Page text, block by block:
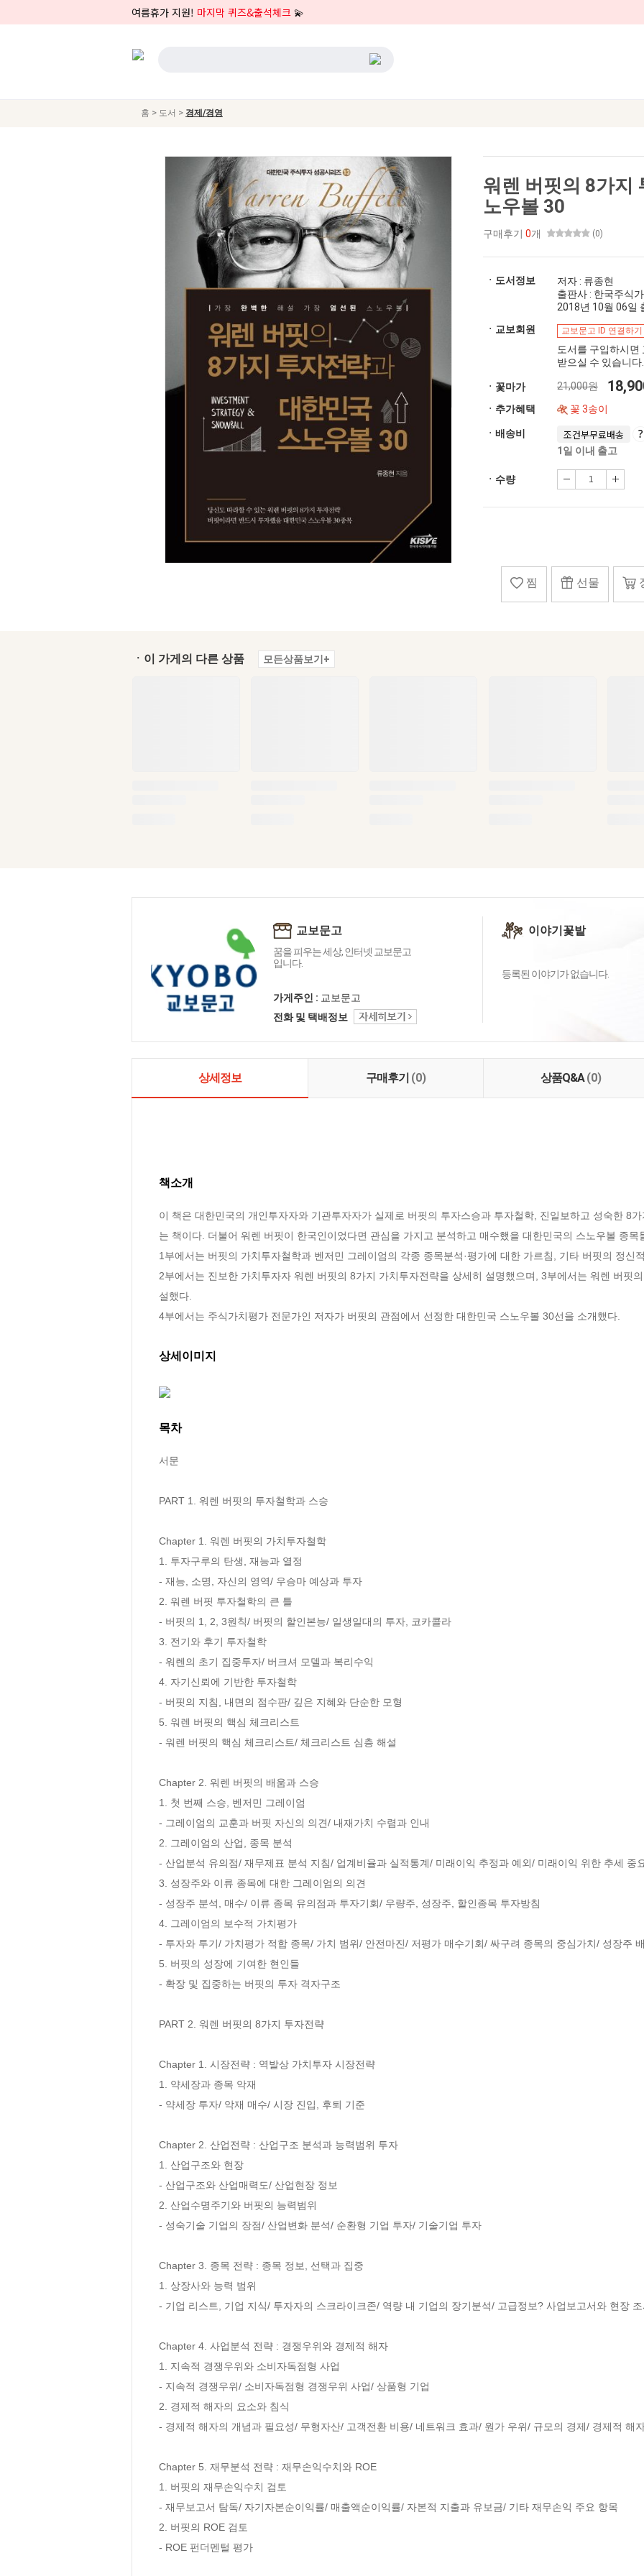
여름휴가 지원! 마지막 퀴즈&출석체크 💫
홈 > 도서 > 경제/경영
워렌 버핏의 8가지
노우볼 30
구매후기 0개 (0)
ㆍ도서정보
저자 : 류종현
출판사 : 한국주식
2018년 10월 06일
ㆍ교보회원
교보문고 ID 연결하기
도서를 구입하시면
받으실 수 있습니다.
ㆍ꽃마가 21,000원
ㆍ추가혜택 꽃 3송이
ㆍ배송비 조건부무료배송
1일 이내 출고
ㆍ수량
찜 선물
ㆍ이 가게의 다른 상품 모든상품보기+
교보문고
꿈을 피우는 세상, 인터넷 교보문고
입니다.
가게주인 : 교보문고
전화 및 택배정보
이야기꽃밭
등록된 이야기가 없습니다.
상세정보 구매후기 (0) 상품Q&A(0)
책소개
이 책은 대한민국의 개인투자자와 기관투자자가 실제로 버핏의 투자스승과 투자철학, 진일보하고 성숙한 8
는 책이다. 더불어 워렌 버핏이 한국인이었다면 관심을 가지고 분석하고 매수했을 대한민국의 스노우볼 종목
1부에서는 버핏의 가치투자철학과 벤저민 그레이엄의 각종 종목분석·평가에 대한 가르침, 기타 버핏의 정신
2부에서는 진보한 가치투자자 워렌 버핏의 8가지 가치투자전략을 상세히 설명했으며, 3부에서는 워렌 버핏
설했다.
4부에서는 주식가치평가 전문가인 저자가 버핏의 관점에서 선정한 대한민국 스노우볼 30선을 소개했다.
상세이미지
목차
서문
PART 1. 워렌 버핏의 투자철학과 스승
Chapter 1. 워렌 버핏의 가치투자철학
1. 투자구루의 탄생, 재능과 열정
- 재능, 소명, 자신의 영역/ 우승마 예상과 투자
2. 워렌 버핏 투자철학의 큰 틀
- 버핏의 1, 2, 3원칙/ 버핏의 할인본능/ 일생일대의 투자, 코카콜라
3. 전기와 후기 투자철학
- 워렌의 초기 집중투자/ 버크셔 모델과 복리수익
4. 자기신뢰에 기반한 투자철학
- 버핏의 지침, 내면의 점수판/ 깊은 지혜와 단순한 모형
5. 워렌 버핏의 핵심 체크리스트
- 워렌 버핏의 핵심 체크리스트/ 체크리스트 심층 해설
Chapter 2. 워렌 버핏의 배움과 스승
1. 첫 번째 스승, 벤저민 그레이엄
- 그레이엄의 교훈과 버핏 자신의 의견/ 내재가치 수렴과 인내
2. 그레이엄의 산업, 종목 분석
- 산업분석 유의점/ 재무제표 분석 지침/ 업계비율과 실적통계/ 미래이익 추정과 예외/ 미래이익 위한 추세 중
3. 성장주와 이류 종목에 대한 그레이엄의 의견
- 성장주 분석, 매수/ 이류 종목 유의점과 투자기회/ 우량주, 성장주, 할인종목 투자방침
4. 그레이엄의 보수적 가치평가
- 투자와 투기/ 가치평가 적합 종목/ 가치 범위/ 안전마진/ 저평가 매수기회/ 싸구려 종목의 중심가치/ 성장주
5. 버핏의 성장에 기여한 현인들
- 확장 및 집중하는 버핏의 투자 격자구조
PART 2. 워렌 버핏의 8가지 투자전략
Chapter 1. 시장전략 : 역발상 가치투자 시장전략
1. 약세장과 종목 악재
- 약세장 투자/ 악재 매수/ 시장 진입, 후퇴 기준
Chapter 2. 산업전략 : 산업구조 분석과 능력범위 투자
1. 산업구조와 현장
- 산업구조와 산업매력도/ 산업현장 정보
2. 산업수명주기와 버핏의 능력범위
- 성숙기술 기업의 장점/ 산업변화 분석/ 순환형 기업 투자/ 기술기업 투자
Chapter 3. 종목 전략 : 종목 정보, 선택과 집중
1. 상장사와 능력 범위
- 기업 리스트, 기업 지식/ 투자자의 스크라이크존/ 역량 내 기업의 장기분석/ 고급정보? 사업보고서와 현장
Chapter 4. 사업분석 전략 : 경쟁우위와 경제적 해자
1. 지속적 경쟁우위와 소비자독점형 사업
- 지속적 경쟁우위/ 소비자독점형 경쟁우위 사업/ 상품형 기업
2. 경제적 해자의 요소와 침식
- 경제적 해자의 개념과 필요성/ 무형자산/ 고객전환 비용/ 네트워크 효과/ 원가 우위/ 규모의 경제/ 경제적 해
Chapter 5. 재무분석 전략 : 재무손익수치와 ROE
1. 버핏의 재무손익수치 검토
- 재무보고서 탐독/ 자기자본순이익률/ 매출액순이익률/ 자본적 지출과 유보금/ 기타 재무손익 주요 항목
2. 버핏의 ROE 검토
- ROE 펀더멘털 평가